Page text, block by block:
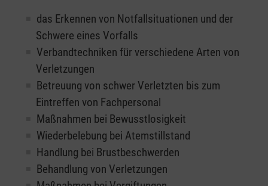
das Erkennen von Notfallsituationen und der
Schwere eines Vorfalls
Verbandtechniken für verschiedene Arten von
Verletzungen
Betreuung von schwer Verletzten bis zum
Eintreffen von Fachpersonal
Maßnahmen bei Bewusstlosigkeit
Wiederbelebung bei Atemstillstand
Handlung bei Brustbeschwerden
Behandlung von Verletzungen